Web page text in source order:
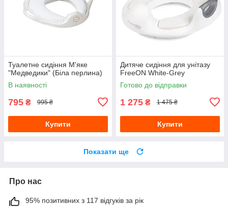
Туалетне сидіння М'яке
"Медведики" (Біла перлина)
В наявності
795 ₴ 995 ₴
Купити
Дитяче сидіння для унітазу
FreeON White-Grey
Готово до відправки
1 275 ₴ 1 475 ₴
Купити
Показати ще
Про нас
95% позитивних з 117 відгуків за рік